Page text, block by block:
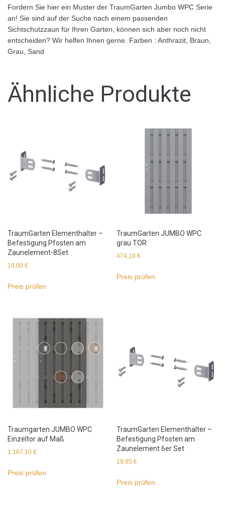
Fordern Sie hier ein Muster der TraumGarten Jumbo WPC Serie
an! Sie sind auf der Suche nach einem passenden
Sichtschutzzaun für Ihren Garten, können sich aber noch nicht
entscheiden? Wir helfen Ihnen gerne. Farben : Anthrazit, Braun,
Grau, Sand
Ähnliche Produkte
TraumGarten Elementhalter –
Befestigung Pfosten am
Zaunelement-8Set
19,00 €
Preis prüfen
TraumGarten JUMBO WPC
grau TOR
474,10€
Preis prüfen
Traumgarten JUMBO WPC
Einzeltor auf Maß
1.167,10 €
Preis prüfen
TraumGarten Elementhalter –
Befestigung Pfosten am
Zaunelement 6er Set
19,95€
Preis prüfen